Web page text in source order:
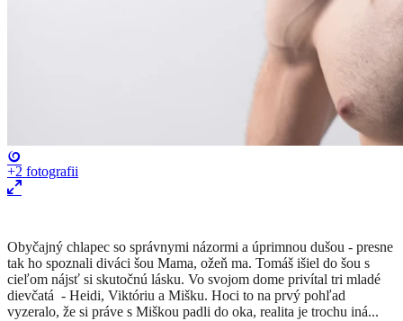
+2 fotografii
Obyčajný chlapec so správnymi názormi a úprimnou dušou - presne
tak ho spoznali diváci šou Mama, ožeň ma. Tomáš išiel do šou s
cieľom nájsť si skutočnú lásku. Vo svojom dome privítal tri mladé
dievčatá - Heidi, Viktóriu a Mišku. Hoci to na prvý pohľad
vyzeralo, že si práve s Miškou padli do oka, realita je trochu iná...